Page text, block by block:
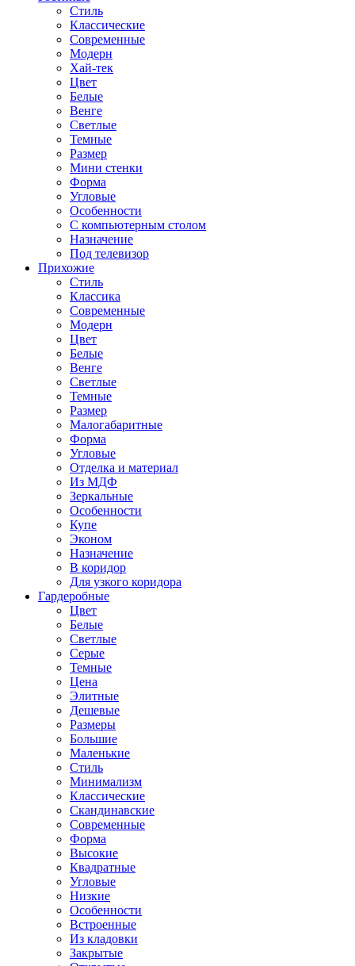
Стиль
Классические
Современные
Модерн
Хай-тек
Цвет
Белые
Венге
Светлые
Темные
Размер
Мини стенки
Форма
Угловые
Особенности
С компьютерным столом
Назначение
Под телевизор
Прихожие
Стиль
Классика
Современные
Модерн
Цвет
Белые
Венге
Светлые
Темные
Размер
Малогабаритные
Форма
Угловые
Отделка и материал
Из МДФ
Зеркальные
Особенности
Купе
Эконом
Назначение
В коридор
Для узкого коридора
Гардеробные
Цвет
Белые
Светлые
Серые
Темные
Цена
Элитные
Дешевые
Размеры
Большие
Маленькие
Стиль
Минимализм
Классические
Скандинавские
Современные
Форма
Высокие
Квадратные
Угловые
Низкие
Особенности
Встроенные
Из кладовки
Закрытые